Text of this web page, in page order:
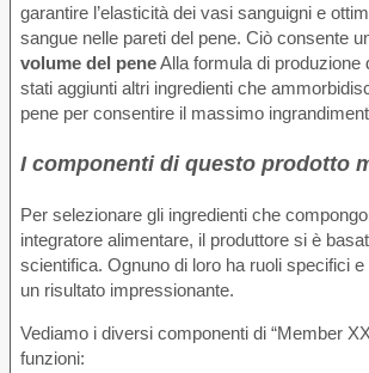
garantire l’elasticità dei vasi sanguigni e
sangue nelle pareti del pene. Ciò consente
volume del peneAlla formula di produzione
stati aggiunti altri ingredienti che
pene per consentire il massimo
I componenti di questo prodotto
Per selezionare gli ingredienti che
integratore alimentare, il produttore si è
scientifica. Ognuno di loro ha ruoli specifici
un risultato impressionante.
Vediamo i diversi componenti di “Member
funzioni: